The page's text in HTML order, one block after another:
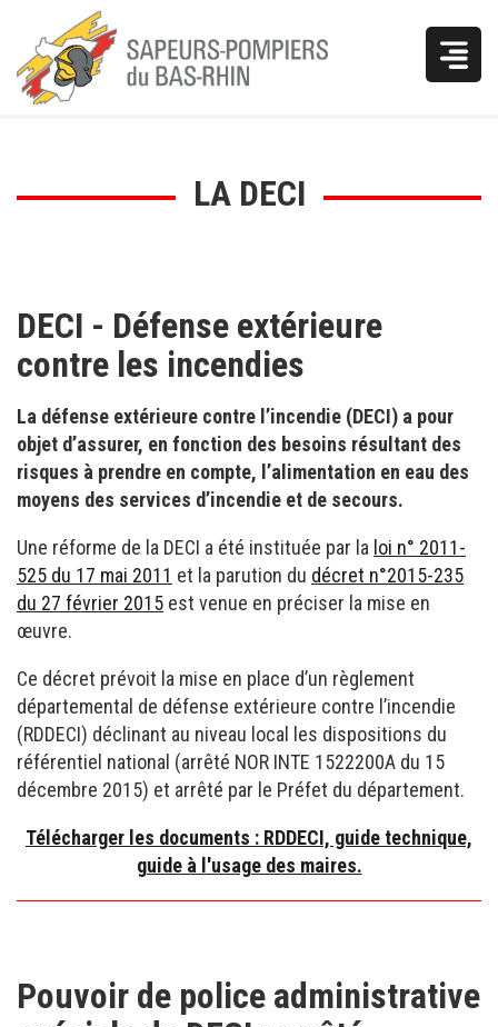
êtes
LA DECI
DECI - Défense extérieure
contre les incendies
La défense extérieure contre l’incendie (DECI) a pour
objet d’assurer, en fonction des besoins résultant des
risques à prendre en compte, l’alimentation en eau des
moyens des services d’incendie et de secours.
Une réforme de la DECI a été instituée par la loi n° 2011-
525 du 17 mai 2011 et la parution du décret n°2015-235
du 27 février 2015 est venue en préciser la mise en
œuvre.
Ce décret prévoit la mise en place d’un règlement
départemental de défense extérieure contre l’incendie
(RDDECI) déclinant au niveau local les dispositions du
référentiel national (arrêté NOR INTE 1522200A du 15
décembre 2015) et arrêté par le Préfet du département.
Télécharger les documents : RDDECI, guide technique,
guide à l'usage des maires.
Pouvoir de police administrative